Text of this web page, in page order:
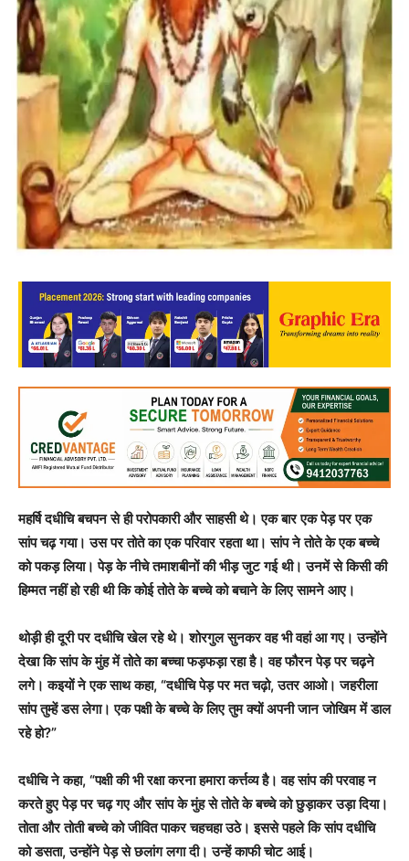
महर्षि दधीचि बचपन से ही परोपकारी और साहसी थे। एक बार एक पेड़ पर एक
सांप चढ़ गया। उस पर तोते का एक परिवार रहता था। सांप ने तोते के एक बच्चे
को पकड़ लिया। पेड़ के नीचे तमाशबीनों की भीड़ जुट गई थी। उनमें से किसी की
हिम्मत नहीं हो रही थी कि कोई तोते के बच्चे को बचाने के लिए सामने आए।
थोड़ी ही दूरी पर दधीचि खेल रहे थे। शोरगुल सुनकर वह भी वहां आ गए। उन्होंने
देखा कि सांप के मुंह में तोते का बच्चा फड़फड़ा रहा है। वह फौरन पेड़ पर चढ़ने
लगे। कइयों ने एक साथ कहा, “दधीचि पेड़ पर मत चढ़ो, उतर आओ। जहरीला
सांप तुम्हें डस लेगा। एक पक्षी के बच्चे के लिए तुम क्यों अपनी जान जोखिम में डाल
रहे हो?”
दधीचि ने कहा, “पक्षी की भी रक्षा करना हमारा कर्त्तव्य है। वह सांप की परवाह न
करते हुए पेड़ पर चढ़ गए और सांप के मुंह से तोते के बच्चे को छुड़ाकर उड़ा दिया।
तोता और तोती बच्चे को जीवित पाकर चहचहा उठे। इससे पहले कि सांप दधीचि
को डसता, उन्होंने पेड़ से छलांग लगा दी। उन्हें काफी चोट आई।